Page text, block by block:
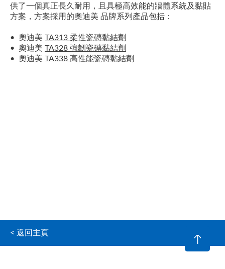
供了一個真正長久耐用，且具極高效能的牆體系統及黏貼
方案，方案採用的奧迪美 品牌系列產品包括：
• 奧迪美 TA313 柔性瓷磚黏結劑
• 奧迪美 TA328 強韌瓷磚黏結劑
• 奧迪美 TA338 高性能瓷磚黏結劑
< 返回主頁